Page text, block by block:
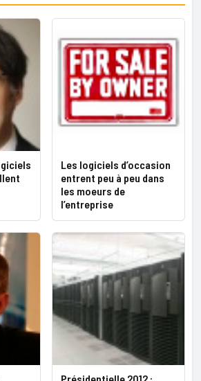
Les logiciels d’occasion
entrent peu à peu dans
les moeurs de
l’entreprise